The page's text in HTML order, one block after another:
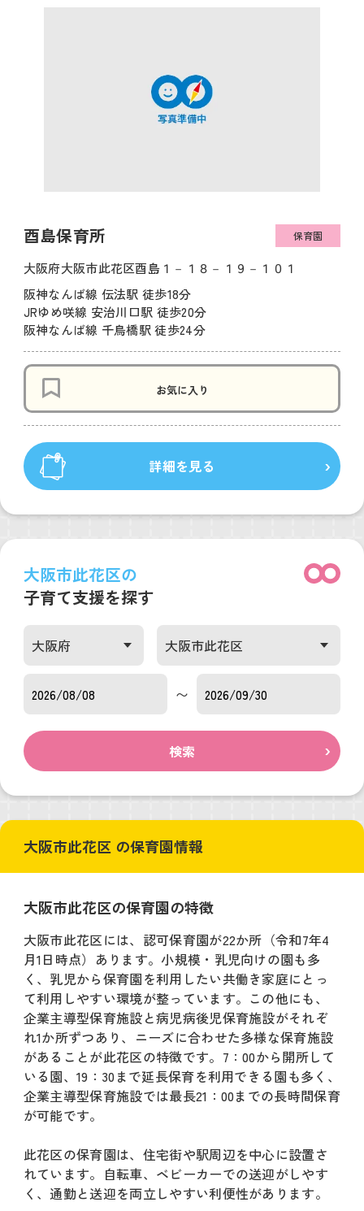
酉島保育所 保育園
大阪府大阪市此花区酉島１－１８－１９－１０１
阪神なんば線 伝法駅 徒歩18分
JRゆめ咲線 安治川口駅 徒歩20分
阪神なんば線 千鳥橋駅 徒歩24分
お気に入り
詳細を見る
大阪市此花区の
子育て支援を探す
〜
検索
大阪市此花区 の保育園情報
大阪市此花区の保育園の特徴
大阪市此花区には、認可保育園が22か所（令和7年4
月1日時点）あります。小規模・乳児向けの園も多
く、乳児から保育園を利用したい共働き家庭にとっ
て利用しやすい環境が整っています。この他にも、
企業主導型保育施設と病児病後児保育施設がそれぞ
れ1か所ずつあり、ニーズに合わせた多様な保育施設
があることが此花区の特徴です。7：00から開所して
いる園、19：30まで延長保育を利用できる園も多く、
企業主導型保育施設では最長21：00までの長時間保育
が可能です。
此花区の保育園は、住宅街や駅周辺を中心に設置さ
れています。自転車、ベビーカーでの送迎がしやす
く、通勤と送迎を両立しやすい利便性があります。